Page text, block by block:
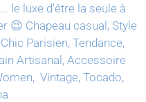
le luxe d'être la seule à
😉 Chapeau casual, Style
Parisien, Tendance,
Artisanal, Accessoire
Vintage, Tocado,